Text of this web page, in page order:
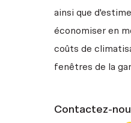
ainsi que
économiser en
coûts de
fenêtres de la
Contactez-